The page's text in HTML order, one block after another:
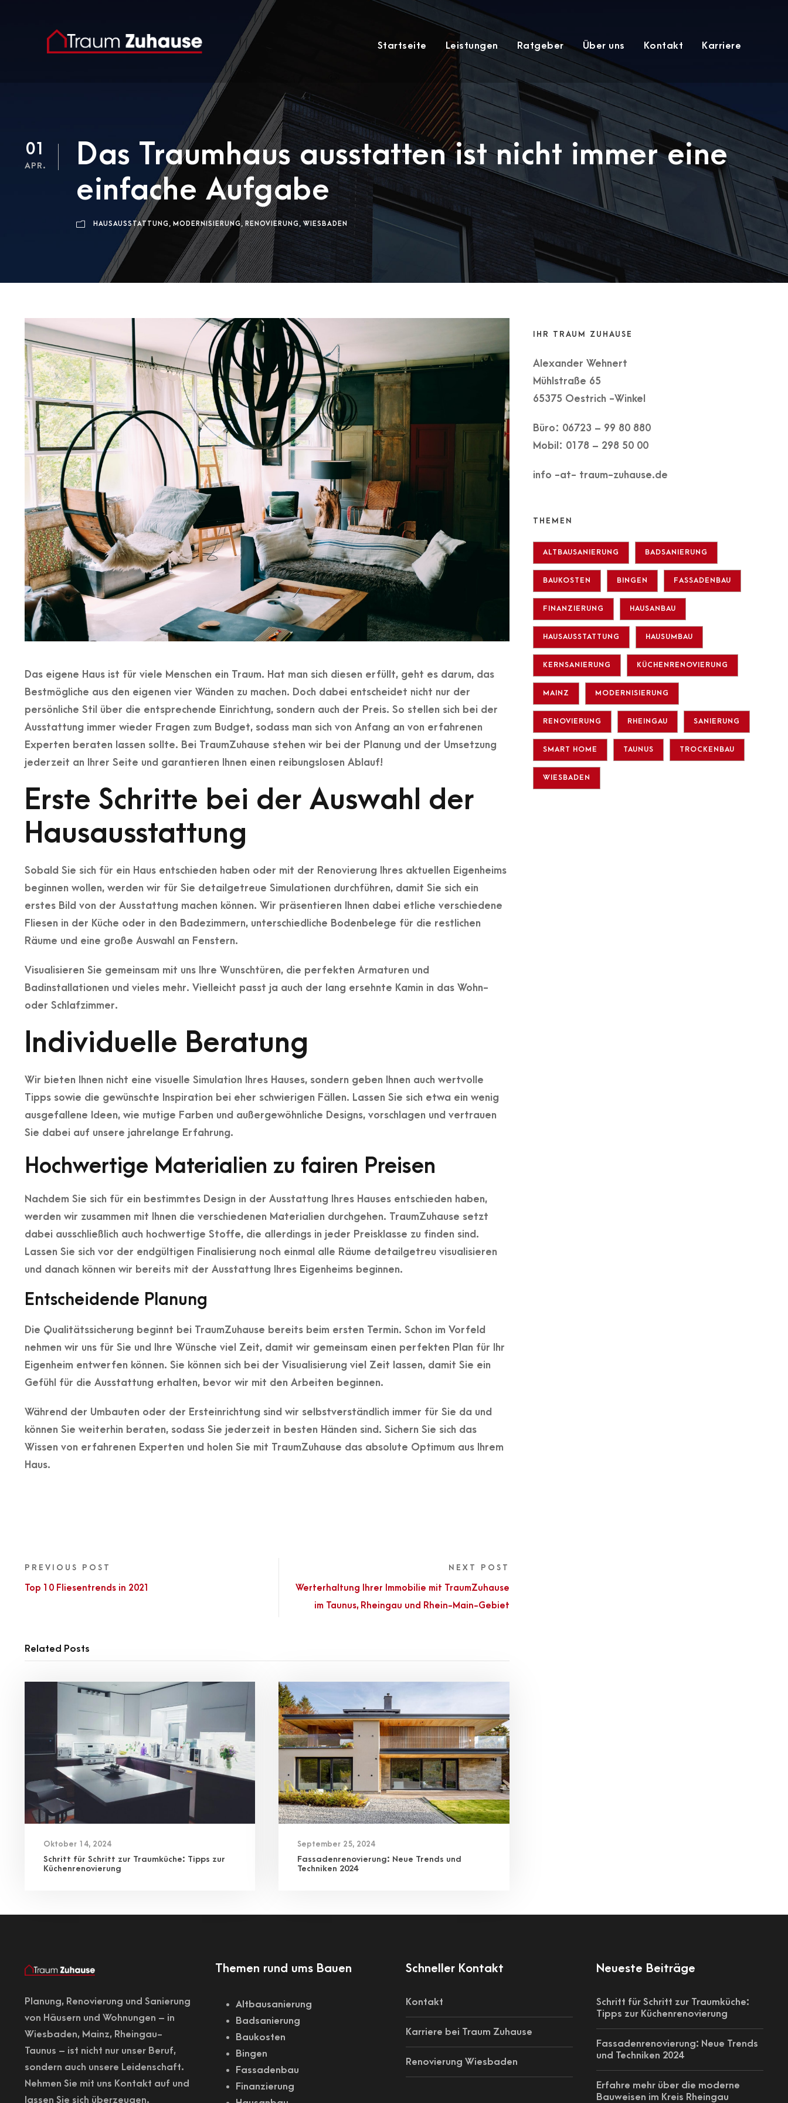
Startseite Leistungen Ratgeber Über uns Kontakt Karriere
01
APR.
Das Traumhaus ausstatten ist nicht immer eine
einfache Aufgabe
HAUSAUSSTATTUNG , MODERNISIERUNG, RENOVIERUNG, WIESBADEN
Das eigene Haus ist für viele Menschen ein Traum. Hat man sich diesen erfüllt, geht es darum, das
Bestmögliche aus den eigenen vier Wänden zu machen. Doch dabei entscheidet nicht nur der
persönliche Stil über die entsprechende Einrichtung, sondern auch der Preis. So stellen sich bei der
Ausstattung immer wieder Fragen zum Budget, sodass man sich von Anfang an von erfahrenen
Experten beraten lassen sollte. Bei TraumZuhause stehen wir bei der Planung und der Umsetzung
jederzeit an Ihrer Seite und garantieren Ihnen einen reibungslosen Ablauf!
Erste Schritte bei der Auswahl der
Hausausstattung
Sobald Sie sich für ein Haus entschieden haben oder mit der Renovierung Ihres aktuellen Eigenheims
beginnen wollen, werden wir für Sie detailgetreue Simulationen durchführen, damit Sie sich ein
erstes Bild von der Ausstattung machen können. Wir präsentieren Ihnen dabei etliche verschiedene
Fliesen in der Küche oder in den Badezimmern, unterschiedliche Bodenbelege für die restlichen
Räume und eine große Auswahl an Fenstern.
Visualisieren Sie gemeinsam mit uns Ihre Wunschtüren, die perfekten Armaturen und
Badinstallationen und vieles mehr. Vielleicht passt ja auch der lang ersehnte Kamin in das Wohn-
oder Schlafzimmer.
Individuelle Beratung
Wir bieten Ihnen nicht eine visuelle Simulation Ihres Hauses, sondern geben Ihnen auch wertvolle
Tipps sowie die gewünschte Inspiration bei eher schwierigen Fällen. Lassen Sie sich etwa ein wenig
ausgefallene Ideen, wie mutige Farben und außergewöhnliche Designs, vorschlagen und vertrauen
Sie dabei auf unsere jahrelange Erfahrung.
Hochwertige Materialien zu fairen Preisen
Nachdem Sie sich für ein bestimmtes Design in der Ausstattung Ihres Hauses entschieden haben,
werden wir zusammen mit Ihnen die verschiedenen Materialien durchgehen. TraumZuhause setzt
dabei ausschließlich auch hochwertige Stoffe, die allerdings in jeder Preisklasse zu finden sind.
Lassen Sie sich vor der endgültigen Finalisierung noch einmal alle Räume detailgetreu visualisieren
und danach können wir bereits mit der Ausstattung Ihres Eigenheims beginnen.
Entscheidende Planung
Die Qualitätssicherung beginnt bei TraumZuhause bereits beim ersten Termin. Schon im Vorfeld
nehmen wir uns für Sie und Ihre Wünsche viel Zeit, damit wir gemeinsam einen perfekten Plan für Ihr
Eigenheim entwerfen können. Sie können sich bei der Visualisierung viel Zeit lassen, damit Sie ein
Gefühl für die Ausstattung erhalten, bevor wir mit den Arbeiten beginnen.
Während der Umbauten oder der Ersteinrichtung sind wir selbstverständlich immer für Sie da und
können Sie weiterhin beraten, sodass Sie jederzeit in besten Händen sind. Sichern Sie sich das
Wissen von erfahrenen Experten und holen Sie mit TraumZuhause das absolute Optimum aus Ihrem
Haus.
PREVIOUS POST
Top 10 Fliesentrends in 2021
NEXT POST
Werterhaltung Ihrer Immobilie mit TraumZuhause
im Taunus, Rheingau und Rhein-Main-Gebiet
Related Posts
Oktober 14, 2024
Schritt für Schritt zur Traumküche: Tipps zur
Küchenrenovierung
September 25, 2024
Fassadenrenovierung: Neue Trends und
Techniken 2024
IHR TRAUM ZUHAUSE
Alexander Wehnert
Mühlstraße 65
65375 Oestrich -Winkel
Büro: 06723 – 99 80 880
Mobil: 0178 – 298 50 00
info -at- traum-zuhause.de
THEMEN
ALTBAUSANIERUNG BADSANIERUNG
BAUKOSTEN BINGEN FASSADENBAU
FINANZIERUNG HAUSANBAU
HAUSAUSSTATTUNG HAUSUMBAU
KERNSANIERUNG KÜCHENRENOVIERUNG
MAINZ MODERNISIERUNG
RENOVIERUNG RHEINGAU SANIERUNG
SMART HOME TAUNUS TROCKENBAU
WIESBADEN
Planung, Renovierung und Sanierung
von Häusern und Wohnungen – in
Wiesbaden, Mainz, Rheingau-
Taunus – ist nicht nur unser Beruf,
sondern auch unsere Leidenschaft.
Nehmen Sie mit uns Kontakt auf und
lassen Sie sich überzeugen.
Themen rund ums Bauen
Altbausanierung
Badsanierung
Baukosten
Bingen
Fassadenbau
Finanzierung
Schneller Kontakt
Kontakt
Karriere bei Traum Zuhause
Renovierung Wiesbaden
Neueste Beiträge
Schritt für Schritt zur Traumküche:
Tipps zur Küchenrenovierung
Fassadenrenovierung: Neue Trends
und Techniken 2024
Erfahre mehr über die moderne
Bauweisen im Kreis Rheingau